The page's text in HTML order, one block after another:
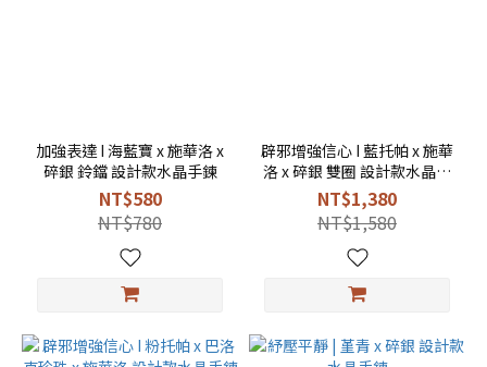
加強表達 I 海藍寶 x 施華洛 x
碎銀 鈴鐺 設計款水晶手鍊
NT$580
NT$780
辟邪增強信心 I 藍托帕 x 施華
洛 x 碎銀 雙圈 設計款水晶手
鍊
NT$1,380
NT$1,580